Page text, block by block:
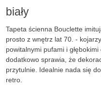
biały
Tapeta ścienna Bouclette
prosto z wnętrz lat 70. -
powitalnymi pufami i
dodatkowo sprawia, że
przytulnie. Idealnie nada się
retro.